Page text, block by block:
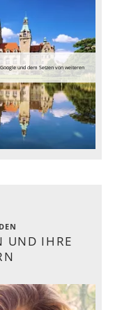
und dem Setzen von weiteren
UND IHRE